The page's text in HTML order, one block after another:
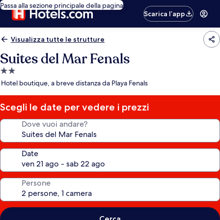
Passa alla sezione principale della pagina
Scarica l’app
Visualizza tutte le strutture
Suites del Mar Fenals
Struttura
a
stelle
Hotel boutique, a breve distanza da Playa Fenals
Scegli le date per vedere i prezzi
Dove vuoi andare?
Date
Persone